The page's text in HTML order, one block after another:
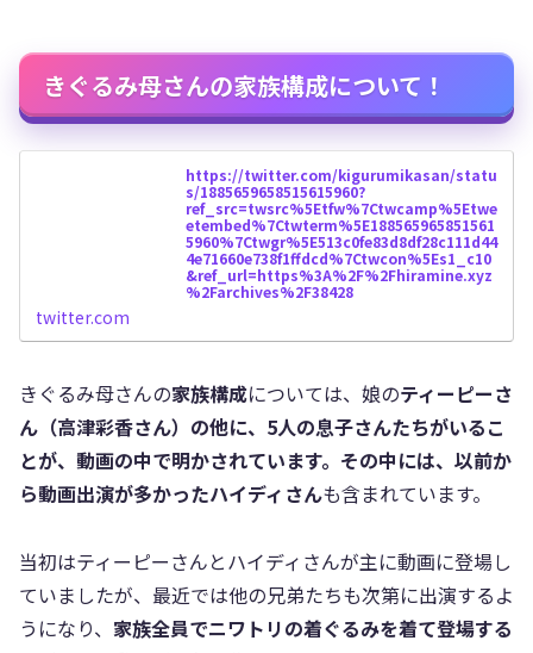
きぐるみ母さんの家族構成について！
https://twitter.com/kigurumikasan/statu
s/1885659658515615960?
ref_src=twsrc%5Etfw%7Ctwcamp%5Etwe
etembed%7Ctwterm%5E188565965851561
5960%7Ctwgr%5E513c0fe83d8df28c111d44
4e71660e738f1ffdcd%7Ctwcon%5Es1_c10
&ref_url=https%3A%2F%2Fhiramine.xyz
%2Farchives%2F38428
twitter.com
きぐるみ母さんの家族構成については、娘のティーピーさ
ん（高津彩香さん）の他に、5人の息子さんたちがいるこ
とが、動画の中で明かされています。その中には、以前か
ら動画出演が多かったハイディさんも含まれています。
当初はティーピーさんとハイディさんが主に動画に登場し
ていましたが、最近では他の兄弟たちも次第に出演するよ
うになり、 家族全員でニワトリの着ぐるみを着て登場する